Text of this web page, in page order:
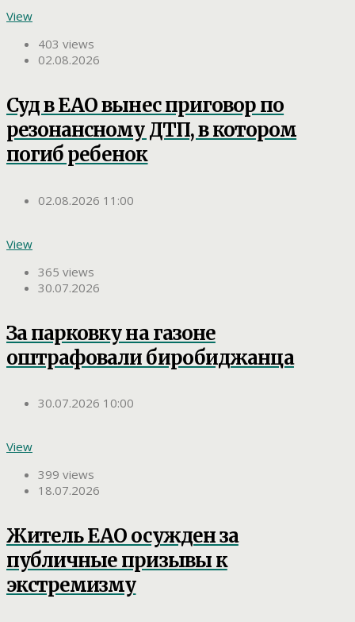
View
403 views
02.08.2026
Суд в ЕАО вынес приговор по
резонансному ДТП, в котором
погиб ребенок
02.08.2026 11:00
View
365 views
30.07.2026
За парковку на газоне
оштрафовали биробиджанца
30.07.2026 10:00
View
399 views
18.07.2026
Житель ЕАО осужден за
публичные призывы к
экстремизму